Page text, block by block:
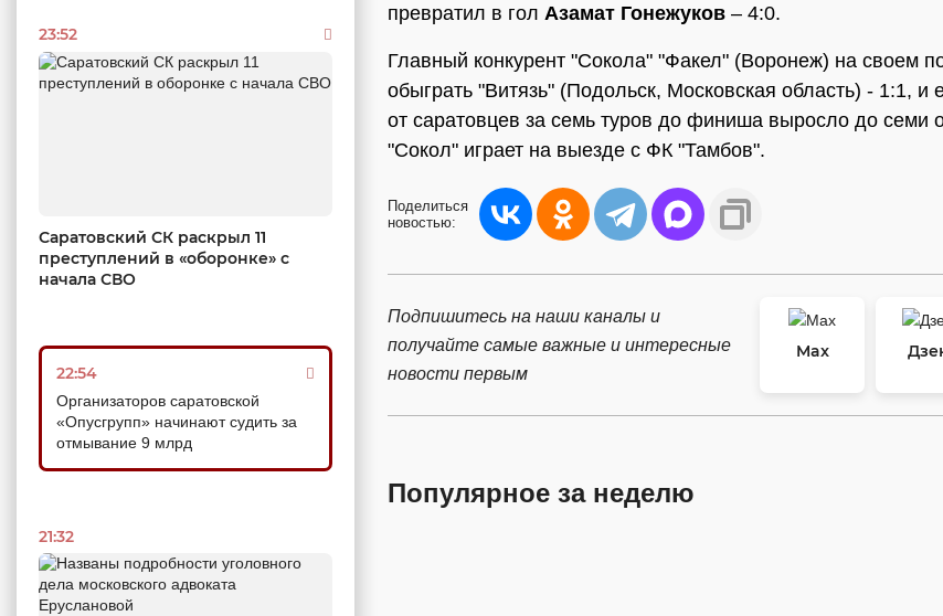
23:52
Саратовский СК раскрыл 11
преступлений в «оборонке» с
начала СВО
22:54
Организаторов саратовской
«Опусгрупп» начинают судить за
отмывание 9 млрд
21:32
превратил в гол Азамат Гонежуков – 4:0.
Главный конкурент "Сокола" "Факел" (Воронеж) на своем
обыграть "Витязь" (Подольск, Московская область) - 1:1, и
от саратовцев за семь туров до финиша выросло до семи
"Сокол" играет на выезде с ФК "Тамбов".
Поделиться
новостью:
Подпишитесь на наши каналы и
получайте самые важные и интересные
новости первым
Max
Популярное за неделю